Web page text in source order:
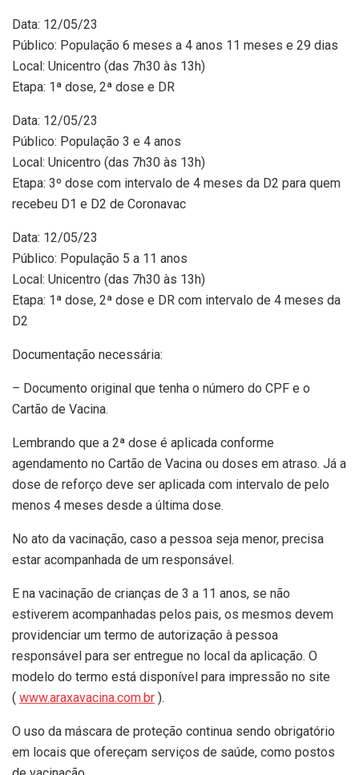
Data: 12/05/23
Público: População 6 meses a 4 anos 11 meses e 29 dias
Local: Unicentro (das 7h30 às 13h)
Etapa: 1ª dose, 2ª dose e DR
Data: 12/05/23
Público: População 3 e 4 anos
Local: Unicentro (das 7h30 às 13h)
Etapa: 3º dose com intervalo de 4 meses da D2 para quem
recebeu D1 e D2 de Coronavac
Data: 12/05/23
Público: População 5 a 11 anos
Local: Unicentro (das 7h30 às 13h)
Etapa: 1ª dose, 2ª dose e DR com intervalo de 4 meses da
D2
Documentação necessária:
– Documento original que tenha o número do CPF e o
Cartão de Vacina.
Lembrando que a 2ª dose é aplicada conforme
agendamento no Cartão de Vacina ou doses em atraso. Já a
dose de reforço deve ser aplicada com intervalo de pelo
menos 4 meses desde a última dose.
No ato da vacinação, caso a pessoa seja menor, precisa
estar acompanhada de um responsável.
E na vacinação de crianças de 3 a 11 anos, se não
estiverem acompanhadas pelos pais, os mesmos devem
providenciar um termo de autorização à pessoa
responsável para ser entregue no local da aplicação. O
modelo do termo está disponível para impressão no site
( www.araxavacina.com.br ).
O uso da máscara de proteção continua sendo obrigatório
em locais que ofereçam serviços de saúde, como postos